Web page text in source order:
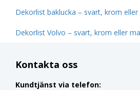
Dekorlist baklucka – svart, krom
Dekorlist Volvo – svart, krom eller
Kontakta oss
Kundtjänst via telefon: